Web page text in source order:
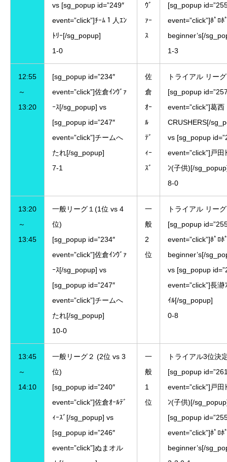
vs [sg_popup id=”249″
event=”click”]ﾁｰﾑ１人ｴﾝ
ﾄﾘｰ[/sg_popup]
1-0
ｳﾞ
ｧｰ
ｽ
[sg_popup
event=”click”]ﾎﾟﾛﾎ
beginner’s[/
1-3
12:55
～
13:20
[sg_popup id=”234″
event=”click”]佐倉ｲﾝｳﾞｧ
ｰｽ[/sg_popup] vs
[sg_popup id=”247″
event=”click”]チームへ
たれ[/sg_popup]
7-1
佐
倉
ｵｰ
ﾙ
ﾃﾞ
ｨｰ
ｽﾞ
トライアル リー
[sg_popup
event=”click”]葛西
CRUSHERS[/
vs [sg_popup
event=”click”]戸田
ﾝ(子供)[/
8-0
13:20
～
13:45
一般リーグ１(1位 vs 4
位)
[sg_popup id=”234″
event=”click”]佐倉ｲﾝｳﾞｧ
ｰｽ[/sg_popup] vs
[sg_popup id=”247″
event=”click”]チームへ
たれ[/sg_popup]
10-0
一
般
2
位
トライアル リー
[sg_popup
event=”click”]ﾎﾟﾛﾎ
beginner’s[/
vs [sg_popup
event=”click”]長瀞
ｲﾙ[/sg_popup]
0-8
13:45
～
14:10
一般リーグ２ (2位 vs 3
位)
[sg_popup id=”240″
event=”click”]佐倉ｵｰﾙﾃﾞ
ｨｰｽﾞ[/sg_popup] vs
[sg_popup id=”246″
event=”click”]ぬまオル
一
般
1
位
トライアル3位決
[sg_popup
event=”click”]戸田
ﾝ(子供)[/
[sg_popup
event=”click”]ﾎﾟﾛﾎ
beginner’s[/